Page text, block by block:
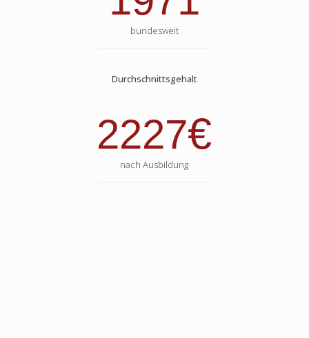
bundesweit
Durchschnittsgehalt
2227€
nach Ausbildung